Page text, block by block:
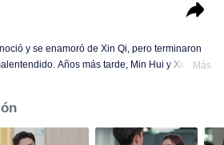
y se enamoró de Xin Qi, pero terminaron
Años más tarde, Min Hui y Xin QiMás